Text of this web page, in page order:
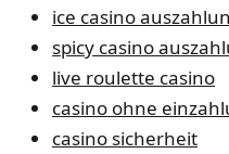
ice casino
spicy casino
live roulette casino
casino ohne
casino sicherheit